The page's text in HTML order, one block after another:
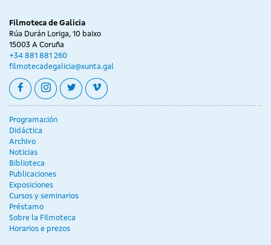
Filmoteca de Galicia
Rúa Durán Loriga, 10 baixo
15003 A Coruña
+34 881 881 260
filmotecadegalicia@xunta.gal
facebookinstagram
twittervimeo
Programación
Didáctica
Archivo
Noticias
Biblioteca
Publicaciones
Exposiciones
Cursos y seminarios
Préstamo
Sobre la Filmoteca
Horarios e prezos